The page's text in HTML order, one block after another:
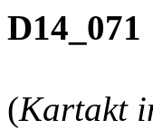
D14_071
(Kartakt